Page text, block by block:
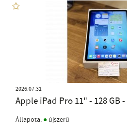
2026.07.31
Apple iPad Pro 11" - 128 GB
Állapota: ● újszerű